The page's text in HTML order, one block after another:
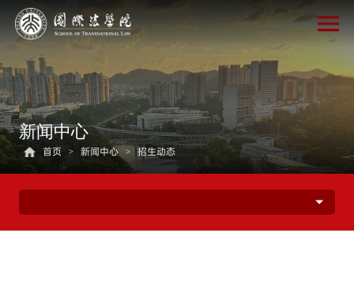
新闻中心
首页 > 新闻中心 > 招生动态